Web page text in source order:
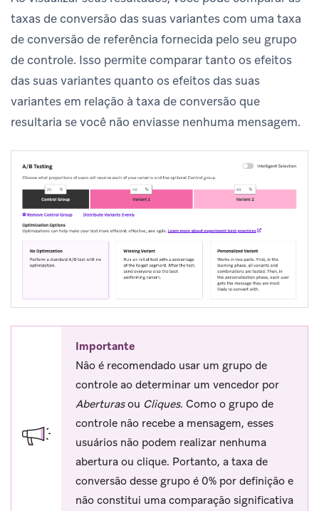
taxas de conversão das suas variantes com uma taxa
de conversão de referência fornecida pelo seu grupo
de controle. Isso permite comparar tanto os efeitos
das suas variantes quanto os efeitos das suas
variantes em relação à taxa de conversão que
resultaria se você não enviasse nenhuma mensagem.
Importante
Não é recomendado usar um grupo de
controle ao determinar um vencedor por
Aberturasou Cliques. Como o grupo de
controle não recebe a mensagem, esses
usuários não podem realizar nenhuma
abertura ou clique. Portanto, a taxa de
conversão desse grupo é 0% por definição e
não constitui uma comparação significativa